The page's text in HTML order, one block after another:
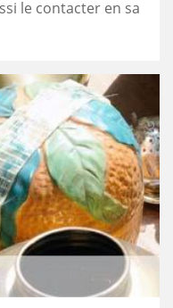
le contacter en sa